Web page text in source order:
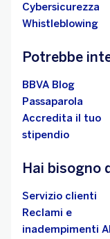
Cybersicurezza
Whistleblowing
Potrebbe
BBVA Blog
Passaparola
Accredita il tuo
stipendio
Hai bisogno
Servizio clienti
Reclami e
inadempimenti